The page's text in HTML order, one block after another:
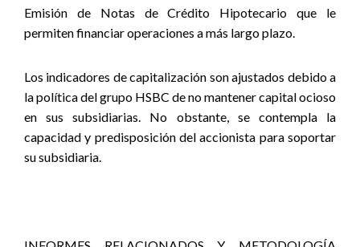
Emisión de Notas de Crédito Hipotecario que le
permiten financiar operaciones a más largo plazo.
Los indicadores de capitalización son ajustados debido a
la política del grupo HSBC de no mantener capital ocioso
en sus subsidiarias. No obstante, se contempla la
capacidad y predisposición del accionista para soportar
su subsidiaria.